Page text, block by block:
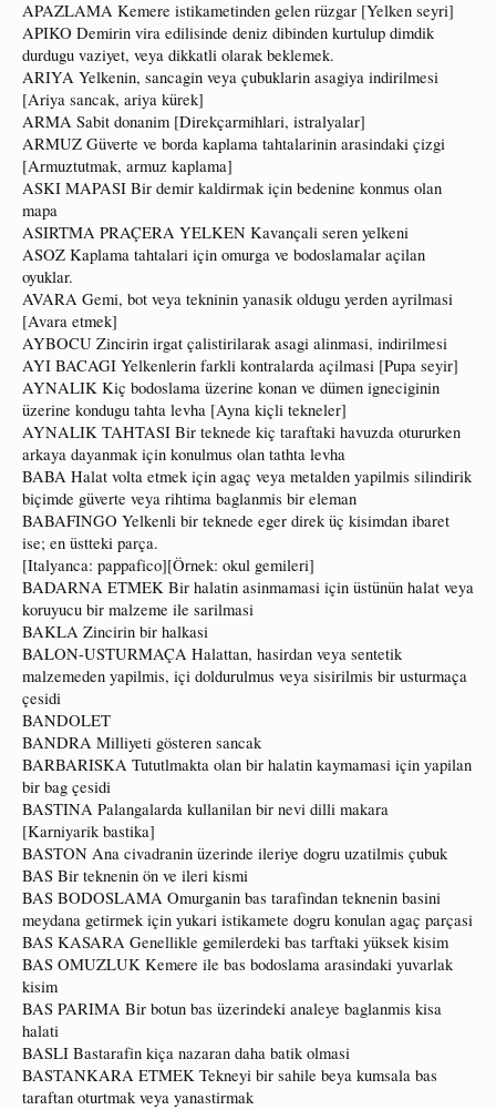
APAZLAMA Kemere istikametinden gelen rüzgar [Yelken seyri]
APIKO Demirin vira edilisinde deniz dibinden kurtulup dimdik
durdugu vaziyet, veya dikkatli olarak beklemek.
ARIYA Yelkenin, sancagin veya çubuklarin asagiya indirilmesi
[Ariya sancak, ariya kürek]
ARMA Sabit donanim [Direkçarmihlari, istralyalar]
ARMUZ Güverte ve borda kaplama tahtalarinin arasindaki çizgi
[Armuztutmak, armuz kaplama]
ASKI MAPASI Bir demir kaldirmak için bedenine konmus olan
mapa
ASIRTMA PRAÇERA YELKEN Kavançali seren yelkeni
ASOZ Kaplama tahtalari için omurga ve bodoslamalar açilan
oyuklar.
AVARA Gemi, bot veya tekninin yanasik oldugu yerden ayrilmasi
[Avara etmek]
AYBOCU Zincirin irgat çalistirilarak asagi alinmasi, indirilmesi
AYI BACAGI Yelkenlerin farkli kontralarda açilmasi [Pupa seyir]
AYNALIK Kiç bodoslama üzerine konan ve dümen igneciginin
üzerine kondugu tahta levha [Ayna kiçli tekneler]
AYNALIK TAHTASI Bir teknede kiç taraftaki havuzda otururken
arkaya dayanmak için konulmus olan tathta levha
BABA Halat volta etmek için agaç veya metalden yapilmis silindirik
biçimde güverte veya rihtima baglanmis bir eleman
BABAFINGO Yelkenli bir teknede eger direk üç kisimdan ibaret
ise; en üstteki parça.
[Italyanca: pappafico][Örnek: okul gemileri]
BADARNA ETMEK Bir halatin asinmamasi için üstünün halat veya
koruyucu bir malzeme ile sarilmasi
BAKLA Zincirin bir halkasi
BALON-USTURMAÇA Halattan, hasirdan veya sentetik
malzemeden yapilmis, içi doldurulmus veya sisirilmis bir usturmaça
çesidi
BANDOLET
BANDRA Milliyeti gösteren sancak
BARBARISKA Tututlmakta olan bir halatin kaymamasi için yapilan
bir bag çesidi
BASTINA Palangalarda kullanilan bir nevi dilli makara
[Karniyarik bastika]
BASTON Ana civadranin üzerinde ileriye dogru uzatilmis çubuk
BAS Bir teknenin ön ve ileri kismi
BAS BODOSLAMA Omurganin bas tarafindan teknenin basini
meydana getirmek için yukari istikamete dogru konulan agaç parçasi
BAS KASARA Genellikle gemilerdeki bas tarftaki yüksek kisim
BAS OMUZLUK Kemere ile bas bodoslama arasindaki yuvarlak
kisim
BAS PARIMA Bir botun bas üzerindeki analeye baglanmis kisa
halati
BASLI Bastarafin kiça nazaran daha batik olmasi
BASTANKARA ETMEK Tekneyi bir sahile beya kumsala bas
taraftan oturtmak veya yanastirmak